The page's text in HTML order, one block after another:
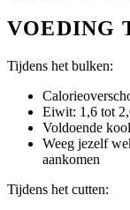
VOEDING
Tijdens het bulken:
Eiwit: 1,6 tot
Voldoende
Weeg jezelf
aankomen
Tijdens het cutten: